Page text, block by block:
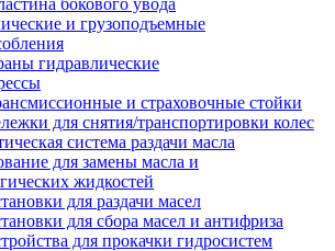
бокового увода
и грузоподъемные
гидравлические
и страховочные стойки
для снятия/транспортировки колес
система раздачи масла
для замены масла и
жидкостей
для раздачи масел
для сбора масел и антифриза
для прокачки гидросистем